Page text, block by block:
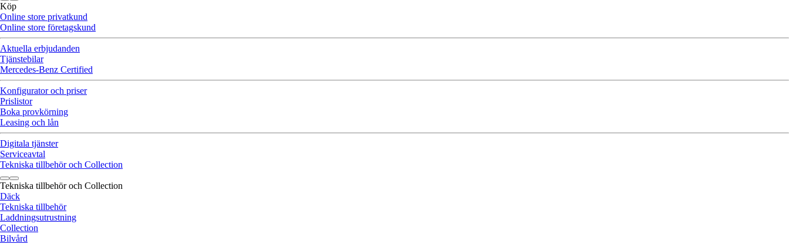
Köp
Online store privatkund
Online store företagskund
Aktuella erbjudanden
Tjänstebilar
Mercedes-Benz Certified
Konfigurator och priser
Prislistor
Boka provkörning
Leasing och lån
Digitala tjänster
Serviceavtal
Tekniska tillbehör och Collection
Tekniska tillbehör och Collection
Däck
Tekniska tillbehör
Laddningsutrustning
Collection
Bilvård